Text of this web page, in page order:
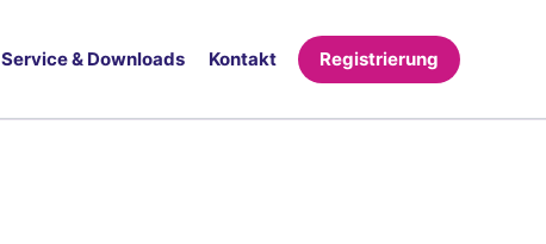
Service & Downloads Kontakt Registrierung